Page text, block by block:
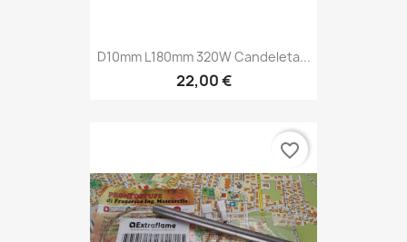
D10mm L180mm 320W Candeleta...
22,00 €
favorite_border